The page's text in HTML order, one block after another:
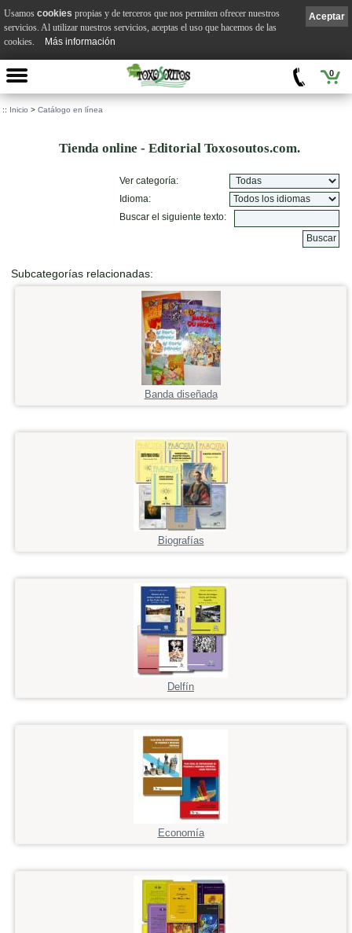
0
:: Inicio > Catálogo en línea
Tienda online - Editorial Toxosoutos.com.
Ver categoría:
Idioma:
Buscar el siguiente texto:
Subcategorías relacionadas:
Banda diseñada
Biografías
Delfín
Economía
Aceptar
Usamos cookies propias y de terceros que nos permiten ofrecer nuestros
servicios. Al utilizar nuestros servicios, aceptas el uso que hacemos de las
cookies.
Más información